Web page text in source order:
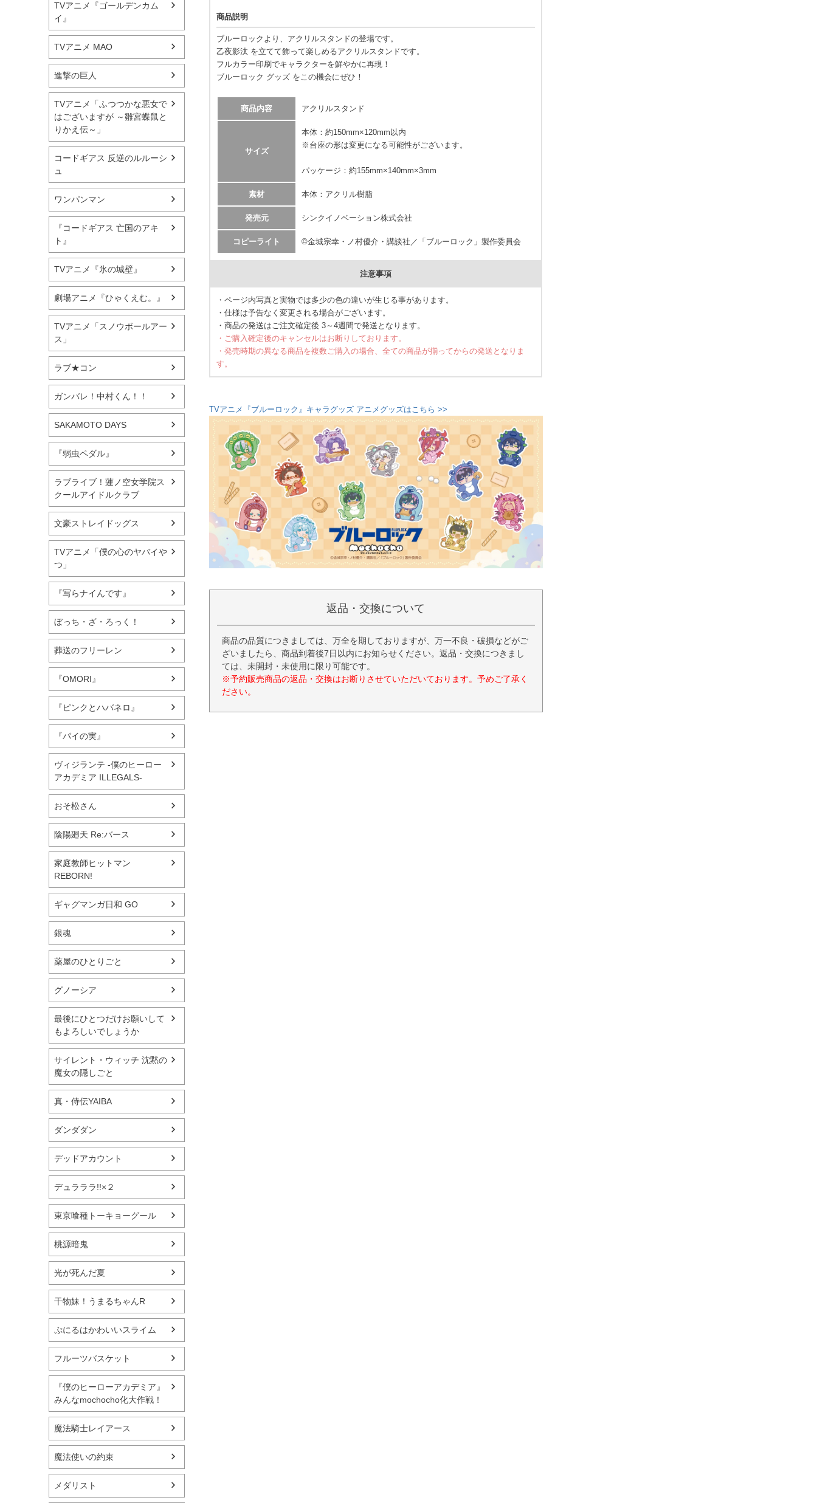
TVアニメ『ゴールデンカム
イ』
TVアニメ MAO
進撃の巨人
TVアニメ「ふつつかな悪女で
はございますが ～雛宮蝶鼠と
りかえ伝～」
コードギアス 反逆のルルーシ
ュ
ワンパンマン
『コードギアス 亡国のアキ
ト』
TVアニメ『氷の城壁』
劇場アニメ『ひゃくえむ。』
TVアニメ「スノウボールアー
ス」
ラブ★コン
ガンバレ！中村くん！！
SAKAMOTO DAYS
『弱虫ペダル』
ラブライブ！蓮ノ空女学院ス
クールアイドルクラブ
文豪ストレイドッグス
TVアニメ「僕の心のヤバイや
つ」
『写らナイんです』
ぼっち・ざ・ろっく！
葬送のフリーレン
『OMORI』
『ピンクとハバネロ』
『パイの実』
ヴィジランテ -僕のヒーロー
アカデミア ILLEGALS-
おそ松さん
陰陽廻天 Re:バース
家庭教師ヒットマン
REBORN!
ギャグマンガ日和 GO
銀魂
薬屋のひとりごと
グノーシア
最後にひとつだけお願いして
もよろしいでしょうか
サイレント・ウィッチ 沈黙の
魔女の隠しごと
真・侍伝YAIBA
ダンダダン
デッドアカウント
デュラララ!!×２
東京喰種トーキョーグール
桃源暗鬼
光が死んだ夏
干物妹！うまるちゃんR
ぷにるはかわいいスライム
フルーツバスケット
『僕のヒーローアカデミア』
みんなmochocho化大作戦！
魔法騎士レイアース
魔法使いの約束
メダリスト
商品説明
ブルーロックより、アクリルスタンドの登場です。
乙夜影汰 を立てて飾って楽しめるアクリルスタンドです。
フルカラー印刷でキャラクターを鮮やかに再現！
ブルーロック グッズ をこの機会にぜひ！
商品内容 アクリルスタンド
サイズ
本体：約150mm×120mm以内
※台座の形は変更になる可能性がございます。
パッケージ：約155mm×140mm×3mm
素材 本体：アクリル樹脂
発売元 シンクイノベーション株式会社
コピーライト ©金城宗幸・ノ村優介・講談社／「ブルーロック」製作委員会
注意事項
・ページ内写真と実物では多少の色の違いが生じる事があります。
・仕様は予告なく変更される場合がございます。
・商品の発送はご注文確定後 3～4週間で発送となります。
・ご購入確定後のキャンセルはお断りしております。
・発売時期の異なる商品を複数ご購入の場合、全ての商品が揃ってからの発送となりま
す。
TVアニメ『ブルーロック』キャラグッズ アニメグッズはこちら >>
返品・交換について
商品の品質につきましては、万全を期しておりますが、万一不良・破損などがご
ざいましたら、商品到着後7日以内にお知らせください。返品・交換につきまし
ては、未開封・未使用に限り可能です。
※予約販売商品の返品・交換はお断りさせていただいております。予めご了承く
ださい。